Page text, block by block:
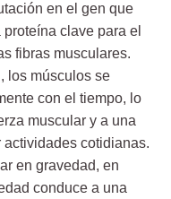
en el gen que
clave para el
fibras musculares.
los músculos se
con el tiempo, lo
muscular y a una
cotidianas.
en gravedad, en
conduce a una